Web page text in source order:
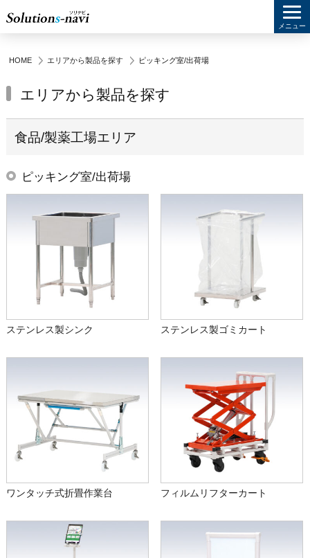
HOME エリアから製品を探す ピッキング室/出荷場
エリアから製品を探す
食品/製薬工場エリア
ピッキング室/出荷場
ステンレス製シンク ステンレス製ゴミカート
ワンタッチ式折畳作業台 フィルムリフターカート
メニュー